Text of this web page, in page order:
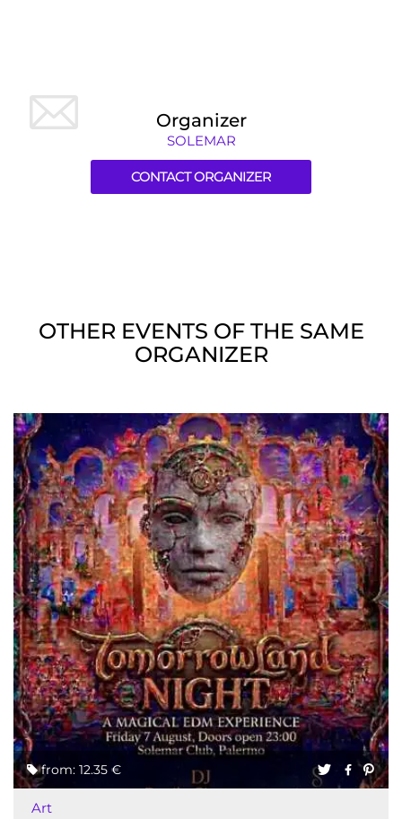
Organizer
SOLEMAR
CONTACT ORGANIZER
OTHER EVENTS OF THE SAME
ORGANIZER
from: 12.35 €
Art